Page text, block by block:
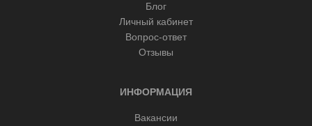
Блог
Личный кабинет
Вопрос-ответ
Отзывы
ИНФОРМАЦИЯ
Вакансии